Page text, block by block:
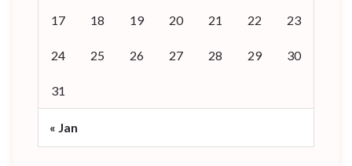
17 18 19 20 21 22 23
24 25 26 27 28 29 30
31
« Jan